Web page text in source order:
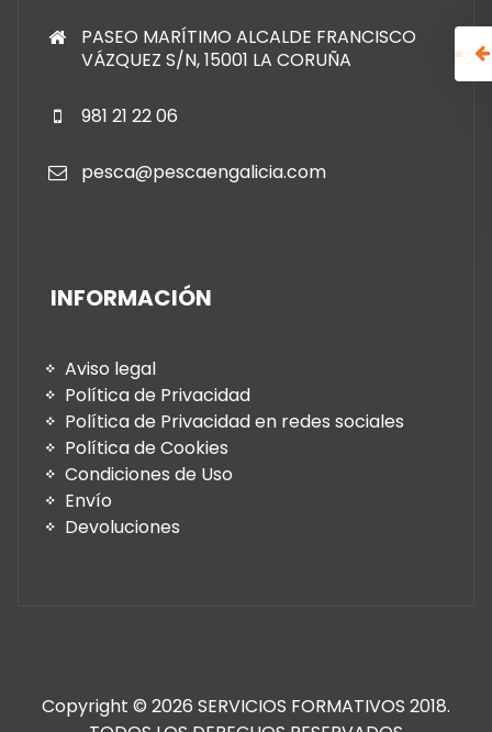
PASEO MARÍTIMO ALCALDE FRANCISCO
VÁZQUEZ S/N, 15001 LA CORUÑA
981 21 22 06
pesca@pescaengalicia.com
INFORMACIÓN
Aviso legal
Política de Privacidad
Política de Privacidad en redes sociales
Política de Cookies
Condiciones de Uso
Envío
Devoluciones
Copyright © 2026 SERVICIOS FORMATIVOS 2018.